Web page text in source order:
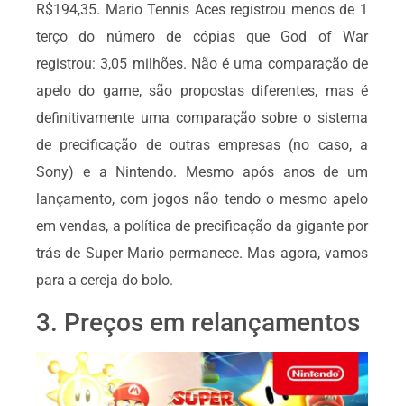
R$194,35. Mario Tennis Aces registrou menos de 1
terço do número de cópias que God of War
registrou: 3,05 milhões. Não é uma comparação de
apelo do game, são propostas diferentes, mas é
definitivamente uma comparação sobre o sistema
de precificação de outras empresas (no caso, a
Sony) e a Nintendo. Mesmo após anos de um
lançamento, com jogos não tendo o mesmo apelo
em vendas, a política de precificação da gigante por
trás de Super Mario permanece. Mas agora, vamos
para a cereja do bolo.
3. Preços em relançamentos